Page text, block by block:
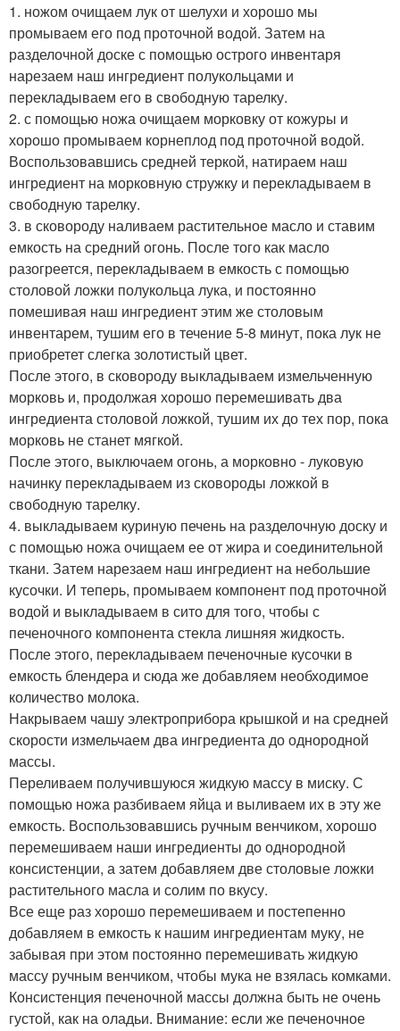
1. ножом очищаем лук от шелухи и хорошо мы
промываем его под проточной водой. Затем на
разделочной доске с помощью острого инвентаря
нарезаем наш ингредиент полукольцами и
перекладываем его в свободную тарелку.
2. с помощью ножа очищаем морковку от кожуры и
хорошо промываем корнеплод под проточной водой.
Воспользовавшись средней теркой, натираем наш
ингредиент на морковную стружку и перекладываем в
свободную тарелку.
3. в сковороду наливаем растительное масло и ставим
емкость на средний огонь. После того как масло
разогреется, перекладываем в емкость с помощью
столовой ложки полукольца лука, и постоянно
помешивая наш ингредиент этим же столовым
инвентарем, тушим его в течение 5-8 минут, пока лук не
приобретет слегка золотистый цвет.
После этого, в сковороду выкладываем измельченную
морковь и, продолжая хорошо перемешивать два
ингредиента столовой ложкой, тушим их до тех пор, пока
морковь не станет мягкой.
После этого, выключаем огонь, а морковно - луковую
начинку перекладываем из сковороды ложкой в
свободную тарелку.
4. выкладываем куриную печень на разделочную доску и
с помощью ножа очищаем ее от жира и соединительной
ткани. Затем нарезаем наш ингредиент на небольшие
кусочки. И теперь, промываем компонент под проточной
водой и выкладываем в сито для того, чтобы с
печеночного компонента стекла лишняя жидкость.
После этого, перекладываем печеночные кусочки в
емкость блендера и сюда же добавляем необходимое
количество молока.
Накрываем чашу электроприбора крышкой и на средней
скорости измельчаем два ингредиента до однородной
массы.
Переливаем получившуюся жидкую массу в миску. С
помощью ножа разбиваем яйца и выливаем их в эту же
емкость. Воспользовавшись ручным венчиком, хорошо
перемешиваем наши ингредиенты до однородной
консистенции, а затем добавляем две столовые ложки
растительного масла и солим по вкусу.
Все еще раз хорошо перемешиваем и постепенно
добавляем в емкость к нашим ингредиентам муку, не
забывая при этом постоянно перемешивать жидкую
массу ручным венчиком, чтобы мука не взялась комками.
Консистенция печеночной массы должна быть не очень
густой, как на оладьи. Внимание: если же печеночное